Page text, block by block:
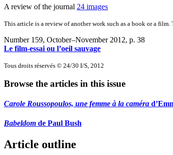
A review of the journal 24 images
This article is a review of another work such as a book or a
Number 159, October–November 2012, p. 38
Le film-essai ou l’oeil sauvage
Tous droits réservés © 24/30 I/S, 2012
Browse the articles in this issue
Carole Roussopoulos, une femme à la caméra
Babeldom de Paul Bush
Article outline